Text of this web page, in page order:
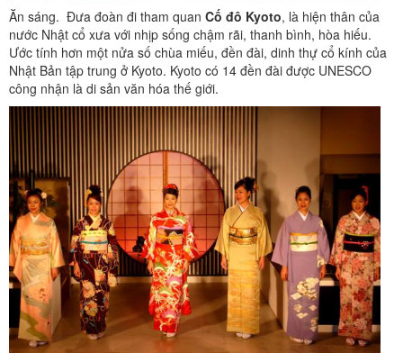
Ăn sáng. Đưa đoàn đi tham quan Cố đô Kyoto, là hiện thân của
nước Nhật cổ xưa với nhịp sống chậm rãi, thanh bình, hòa hiếu.
Ước tính hơn một nửa số chùa miếu, đền đài, dinh thự cổ kính của
Nhật Bản tập trung ở Kyoto. Kyoto có 14 đền đài được UNESCO
công nhận là di sản văn hóa thế giới.